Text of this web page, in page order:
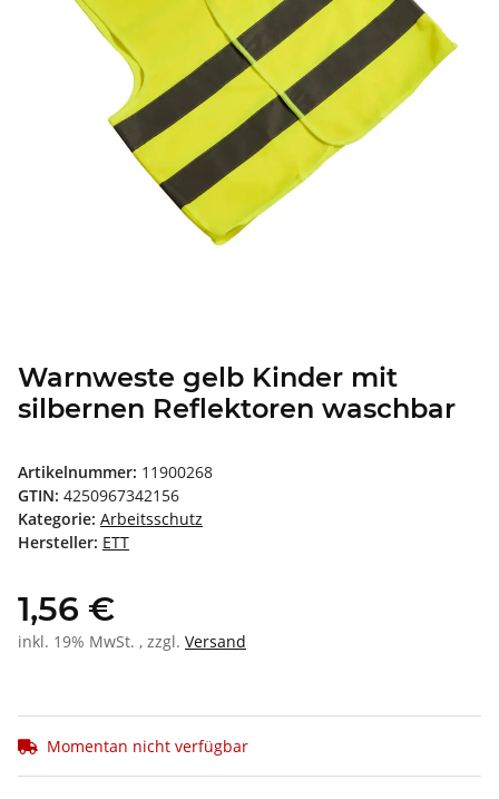
Warnweste gelb Kinder mit
silbernen Reflektoren waschbar
Artikelnummer: 11900268
GTIN: 4250967342156
Kategorie: Arbeitsschutz
Hersteller: ETT
1,56 €
inkl. 19% MwSt. , zzgl. Versand
Momentan nicht verfügbar